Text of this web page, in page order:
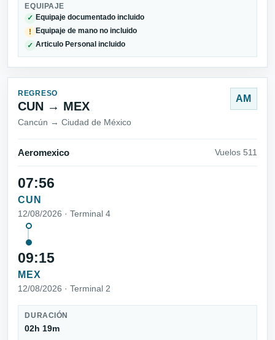
EQUIPAJE
✓ Equipaje documentado incluido
! Equipaje de mano no incluido
✓ Articulo Personal incluido
REGRESO
CUN → MEX
Cancún → Ciudad de México
AM
Aeromexico Vuelos 511
07:56
CUN
12/08/2026 · Terminal 4
09:15
MEX
12/08/2026 · Terminal 2
DURACIÓN
02h 19m